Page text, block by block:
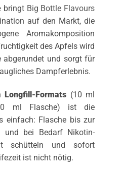
bringt Big Bottle Flavours
auf den Markt, die
Aromakomposition
des Apfels wird
abgerundet und sorgt für
Dampferlebnis.
Longfill-Formats (10 ml
ml Flasche) ist die
einfach: Flasche bis zur
und bei Bedarf Nikotin-
schütteln und sofort
ist nicht nötig.